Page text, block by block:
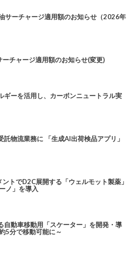
サーチャージ適用額のお知らせ（2026年
チャージ適用額のお知らせ(変更)
ギーを活用し、カーボンニュートラル実
物流業務に 「生成AI出荷検品アプリ」
トでD2C展開する「ウェルモット製薬」
ノ」を導入
自動車移動用「スケーター」を開発・導
5分で移動可能に～